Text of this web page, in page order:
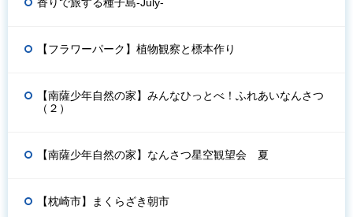
【フラワーパーク】植物観察と標本作り
【南薩少年自然の家】みんなひっとべ！ふれあいなんさつ
（２）
【南薩少年自然の家】なんさつ星空観望会 夏
【枕崎市】まくらざき朝市